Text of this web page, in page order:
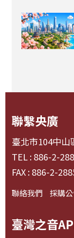
聯繫央廣
臺北市104中山
TEL : 886-2-
FAX : 886-2-
聯絡我們 採購
臺灣之音